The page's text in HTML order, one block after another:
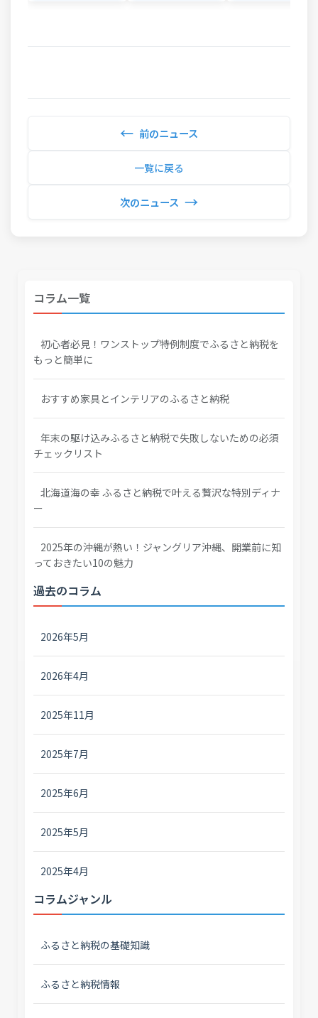
← 前のニュース
一覧に戻る
次のニュース →
コラム一覧
初心者必見！ワンストップ特例制度でふるさと納税を
もっと簡単に
おすすめ家具とインテリアのふるさと納税
年末の駆け込みふるさと納税で失敗しないための必須
チェックリスト
北海道海の幸 ふるさと納税で叶える贅沢な特別ディナ
ー
2025年の沖縄が熱い！ジャングリア沖縄、開業前に知
っておきたい10の魅力
過去のコラム
2026年5月
2026年4月
2025年11月
2025年7月
2025年6月
2025年5月
2025年4月
コラムジャンル
ふるさと納税の基礎知識
ふるさと納税情報